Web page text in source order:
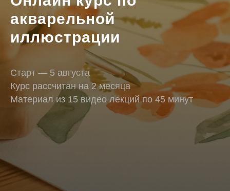
акварельной
иллюстрации
Старт — 5 августа
Курс рассчитан на 2 месяца
Материал из 15 видео лекций по 45 минут